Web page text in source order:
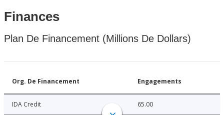
Finances
Plan De Financement (Millions De Dollars)
Org. De Financement Engagements
IDA Credit 65.00